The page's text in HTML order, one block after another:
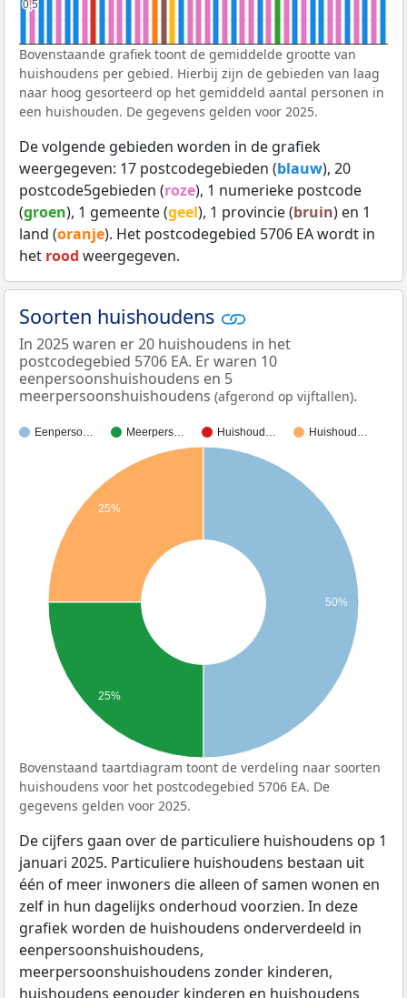
0,5
0,5
Bovenstaande grafiek toont de gemiddelde grootte van
huishoudens per gebied. Hierbij zijn de gebieden van laag
naar hoog gesorteerd op het gemiddeld aantal personen in
een huishouden. De gegevens gelden voor 2025.
De volgende gebieden worden in de grafiek
weergegeven: 17 postcodegebieden (blauw), 20
postcode5gebieden (roze), 1 numerieke postcode
(groen), 1 gemeente (geel), 1 provincie (bruin) en 1
land (oranje). Het postcodegebied 5706 EA wordt in
het rood weergegeven.
Soorten huishoudens
In 2025 waren er 20 huishoudens in het
postcodegebied 5706 EA. Er waren 10
eenpersoonshuishoudens en 5
meerpersoonshuishoudens (afgerond op vijftallen).
Eenperso… Meerpers… Huishoud… Huishoud…
25%
25%
50%
Bovenstaand taartdiagram toont de verdeling naar soorten
huishoudens voor het postcodegebied 5706 EA. De
gegevens gelden voor 2025.
De cijfers gaan over de particuliere huishoudens op 1
januari 2025. Particuliere huishoudens bestaan uit
één of meer inwoners die alleen of samen wonen en
zelf in hun dagelijks onderhoud voorzien. In deze
grafiek worden de huishoudens onderverdeeld in
eenpersoonshuishoudens,
meerpersoonshuishoudens zonder kinderen,
huishoudens eenouder kinderen en huishoudens